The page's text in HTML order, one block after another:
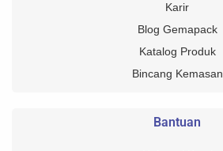
Karir
Blog Gemapack
Katalog Produk
Bincang Kemasan
Bantuan